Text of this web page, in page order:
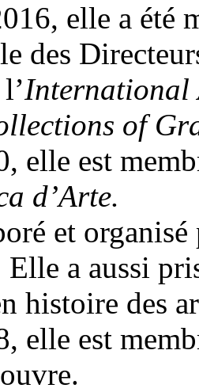
elle a été
des
International
of
elle est
d’Arte.
et
a aussi
histoire des
elle est